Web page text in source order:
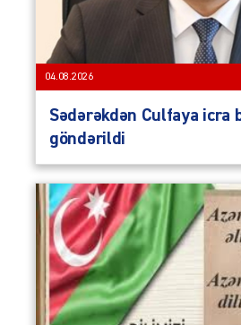
04.08.2026
Sədərəkdən Culfaya icra
göndərildi